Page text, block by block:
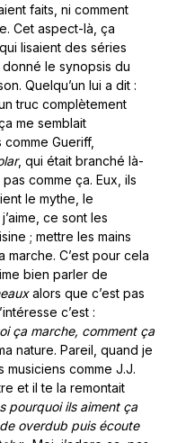
faits, ni comment
Cet aspect-là, ça
lisaient des séries
le synopsis du
Quelqu’un lui a dit :
truc complètement
me semblait
Gueriff,
, qui était branché là-
comme ça. Eux, ils
le mythe, le
ce sont les
; mettre les mains
C’est pour cela
bien parler de
alors que c’est pas
c’est :
ça marche, comment ça
nature. Pareil, quand je
comme J.J.
et il te la remontait
pourquoi ils aiment ça
overdub puis écoute